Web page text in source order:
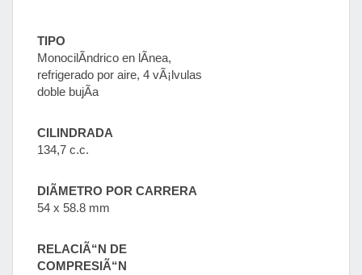
TIPO
MonocilÃ­ndrico en lÃ­nea,
refrigerado por aire, 4 vÃ¡lvulas
doble bujÃ­a
CILINDRADA
134,7 c.c.
DIÃMETRO POR CARRERA
54 x 58.8 mm
RELACIÃ“N DE
COMPRESIÃ“N